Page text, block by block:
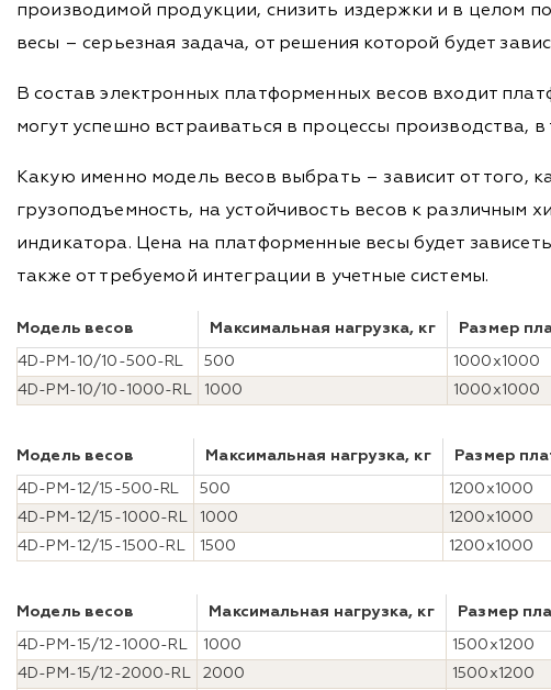
производимой продукции, снизить издержки и в целом
весы – серьезная задача, от решения которой будет
В состав электронных платформенных весов входит
могут успешно встраиваться в процессы производства,
Какую именно модель весов выбрать – зависит от того,
грузоподъемность, на устойчивость весов к различным
индикатора. Цена на платформенные весы будет
также от требуемой интеграции в учетные системы.
Модель весов Максимальная нагрузка, кг Размер
4D-PM-10/10-500-RL 500 1000x1000
4D-PM-10/10-1000-RL
1000 1000x1000
Модель весов Максимальная нагрузка, кг Размер
4D-PM-12/15-500-RL 500 1200x1000
4D-PM-12/15-1000-RL
1000 1200x1000
4D-PM-12/15-1500-RL
1500 1200x1000
Модель весов Максимальная нагрузка, кг Размер
4D-PM-15/12-1000-RL 1000 1500x1200
4D-PM-15/12-2000-RL
2000 1500x1200